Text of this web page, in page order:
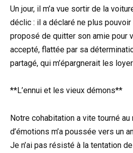
Un jour, il m’a vue sortir de la
déclic : il a déclaré ne plus pouvoir
proposé de quitter son amie pour
accepté, flattée par sa
partagé, qui m’épargnerait les
**L’ennui et les vieux démons**
Notre cohabitation a vite tourné au
d’émotions m’a poussée vers un
Je n’ai pas résisté à la tentation